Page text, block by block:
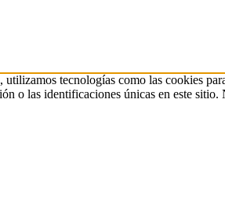
utilizamos tecnologías como las cookies
o las identificaciones únicas en este